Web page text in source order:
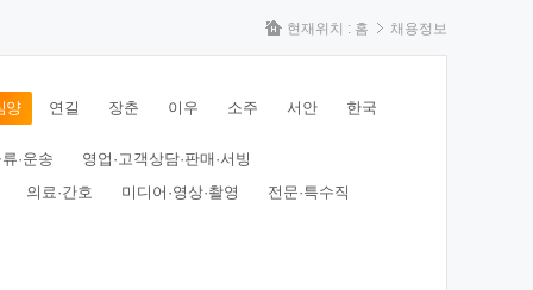
현재위치 : 홈 채용정보
양 연길 장춘 이우 소주 서안 한국
·운송
영업·고객상담·판매·서빙
의료·간호
미디어·영상·촬영 전문·특수직